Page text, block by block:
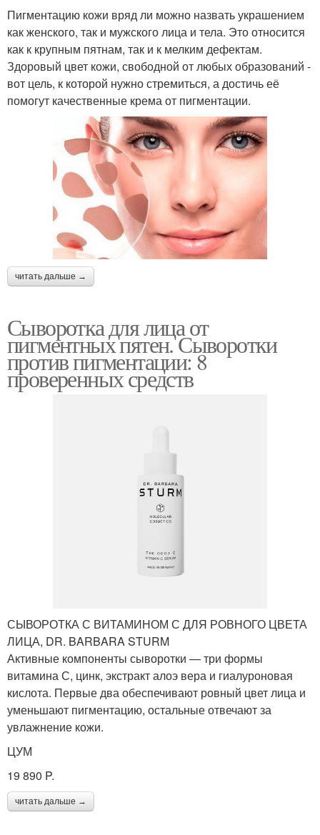
Пигментацию кожи вряд ли можно назвать украшением
как женского, так и мужского лица и тела. Это относится
как к крупным пятнам, так и к мелким дефектам.
Здоровый цвет кожи, свободной от любых образований -
вот цель, к которой нужно стремиться, а достичь её
помогут качественные крема от пигментации.
читать дальше →
Сыворотка для лица от
пигментных пятен. Сыворотки
против пигментации: 8
проверенных средств
СЫВОРОТКА С ВИТАМИНОМ С ДЛЯ РОВНОГО ЦВЕТА
ЛИЦА, DR. BARBARA STURM
Активные компоненты сыворотки — три формы
витамина С, цинк, экстракт алоэ вера и гиалуроновая
кислота. Первые два обеспечивают ровный цвет лица и
уменьшают пигментацию, остальные отвечают за
увлажнение кожи.
ЦУМ
19 890 P.
читать дальше →